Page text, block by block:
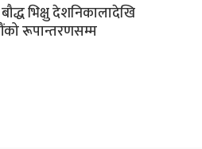
भिक्षु देशनिकालादेखि
रूपान्तरणसम्म